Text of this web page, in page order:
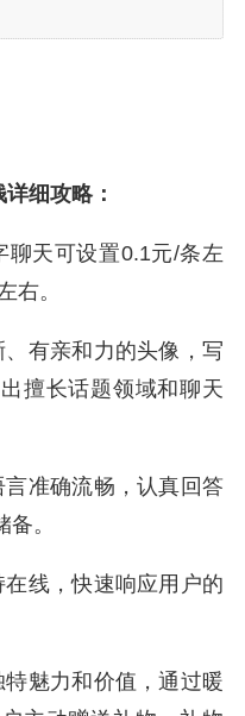
细攻略：
聊天可设置0.1元/条左
右。
有亲和力的头像，写
擅长话题领域和聊天
准确流畅，认真回答
。
线，快速响应用户的
魅力和价值，通过暖